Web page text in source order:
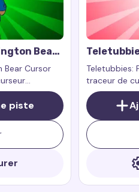
Bear
Bear Cursor
Paddington
Pérou qui
nombreux fans
les livres et
piste
Teletubbies:
traceur de
par l'un des
du
Teletubbies